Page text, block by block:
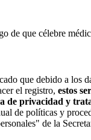
de que célebre
que debido a los
el registro, estos
de privacidad y
de políticas y
de la